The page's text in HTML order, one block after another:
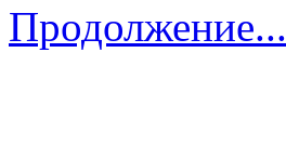
Продолжение...